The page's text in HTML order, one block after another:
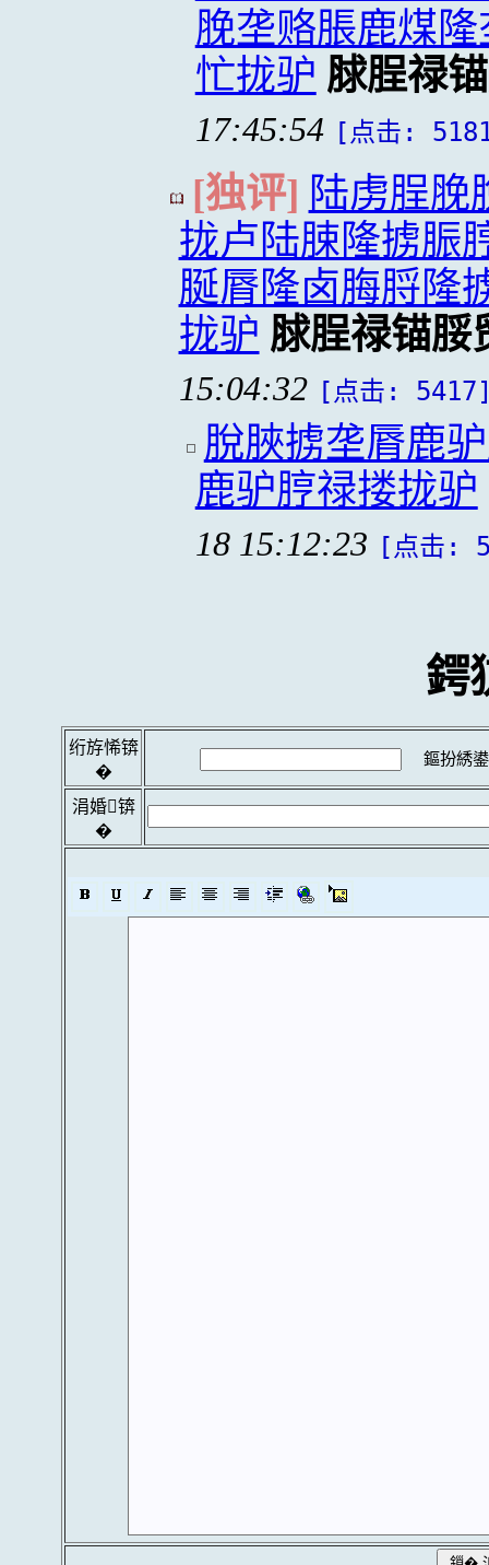
脕垄赂脹鹿煤
忙拢驴 脙脭禄
17:45:54 [点击:
[独评] 陆虏脭脕
拢卢陆脨隆掳脤
脠脣隆卤脢脟隆
拢驴 脙脭禄锚脮
15:04:32 [点击:
脫脥掳垄脣鹿
鹿驴脝禄搂拢驴
18 15:12:23 [点击:
鍔
绗斿悕锛
�
鏂扮綉
涓婚锛
�